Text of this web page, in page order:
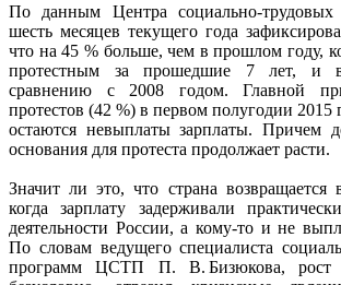
По данным Центра социально-
шесть месяцев текущего года
что на 45 % больше, чем в прошлом году,
протестным за прошедшие 7 лет, и
сравнению с 2008 годом. Главной
протестов (42 %) в первом полугодии 2015
остаются невыплаты зарплаты. Причем
основания для протеста продолжает расти.
Значит ли это, что страна возвращается
когда зарплату задерживали
деятельности России, а кому-то и не
По словам ведущего специалиста
программ ЦСТП П. В. Бизюкова, рост